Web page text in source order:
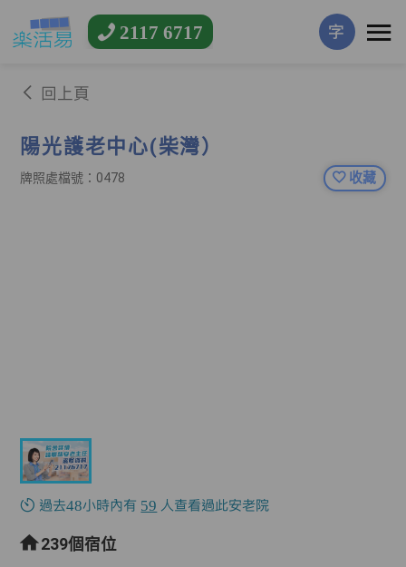
2117 6717 字
回上頁
陽光護老中心(柴灣）
牌照處檔號：0478 收藏
過去48小時內有 59 人查看過此安老院
239個宿位